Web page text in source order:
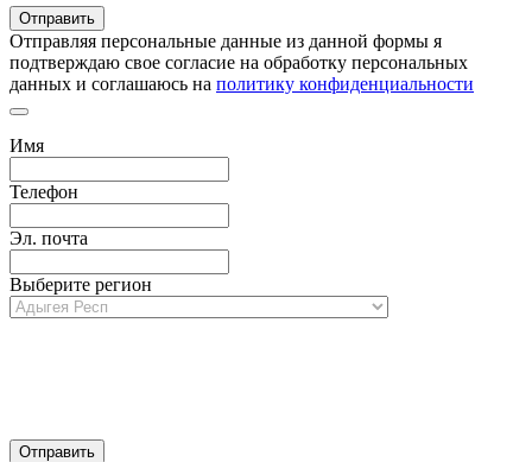
Отправляя персональные данные из данной формы я
подтверждаю свое согласие на обработку персональных
данных и соглашаюсь на политику конфиденциальности
Имя
Телефон
Эл. почта
Выберите регион